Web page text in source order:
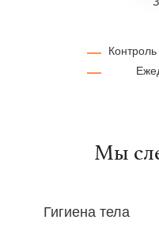
Мы
Гигиена тела